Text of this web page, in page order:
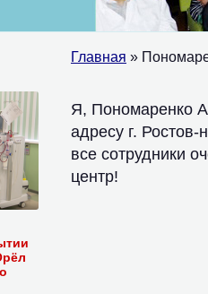
Главная »
Я, Пономаренко
адресу г.
все сотрудники
центр!